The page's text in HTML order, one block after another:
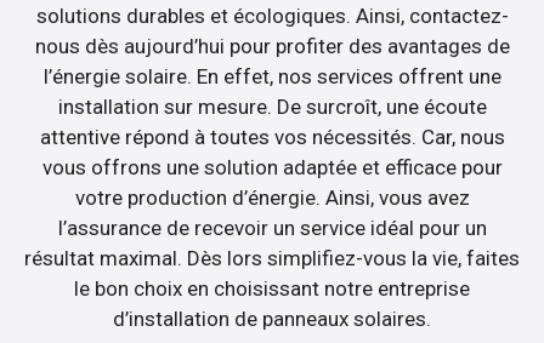
solutions durables et écologiques. Ainsi, contactez-
nous dès aujourd’hui pour profiter des avantages de
l’énergie solaire. En effet, nos services offrent une
installation sur mesure. De surcroît, une écoute
attentive répond à toutes vos nécessités. Car, nous
vous offrons une solution adaptée et efficace pour
votre production d’énergie. Ainsi, vous avez
l’assurance de recevoir un service idéal pour un
résultat maximal. Dès lors simplifiez-vous la vie, faites
le bon choix en choisissant notre entreprise
d’installation de panneaux solaires.